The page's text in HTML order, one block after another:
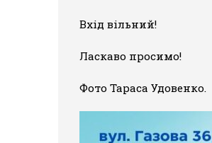
Вхід вільний!
Ласкаво просимо!
Фото Тараса Удовенко.